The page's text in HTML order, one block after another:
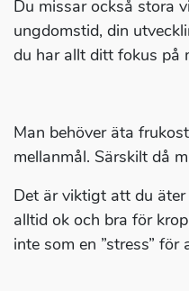
Du missar också stora
ungdomstid, din
du har allt ditt fokus på
Man behöver äta
mellanmål. Särskilt då
Det är viktigt att du
alltid ok och bra för
inte som en ”stress”